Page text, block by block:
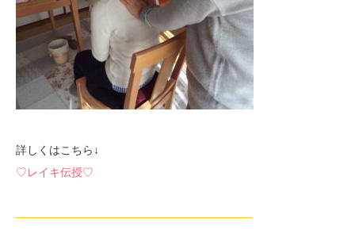
詳しくはこちら↓
♡レイキ伝授♡
—————————————————————-